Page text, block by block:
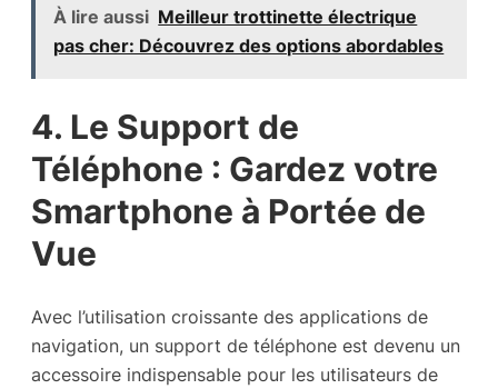
À lire aussi Meilleur trottinette électrique
pas cher: Découvrez des options abordables
4. Le Support de
Téléphone : Gardez votre
Smartphone à Portée de
Vue
Avec l’utilisation croissante des applications de
navigation, un support de téléphone est devenu un
accessoire indispensable pour les utilisateurs de